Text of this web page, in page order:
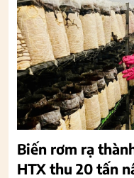
Biến rơm rạ
HTX thu 20 tấn